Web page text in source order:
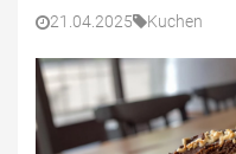
21.04.2025 Kuchen